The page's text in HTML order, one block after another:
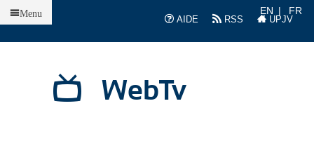
AIDE
RSS UPJV
EN FR
WebTv
Menu